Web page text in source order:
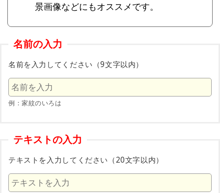
景画像などにもオススメです。
名前の入力
名前を入力してください（9文字以内）
例：家紋のいろは
テキストの入力
テキストを入力してください（20文字以内）